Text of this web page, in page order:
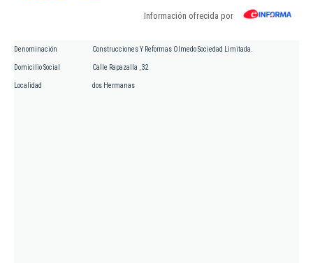
Información ofrecida por
Denominación Construcciones Y Reformas Olmedo Sociedad Limitada.
Domicilio Social Calle Rapazalla , 32
Localidad dos Hermanas